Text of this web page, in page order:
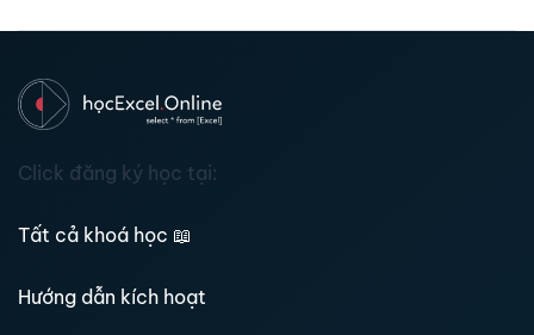
Click đăng ký học tại:
Tất cả khoá học 📖
Hướng dẫn kích hoạt